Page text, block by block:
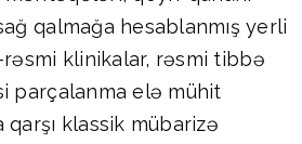
qalmağa hesablanmış yerli
klinikalar, rəsmi tibbə
parçalanma elə mühit
qarşı klassik mübarizə